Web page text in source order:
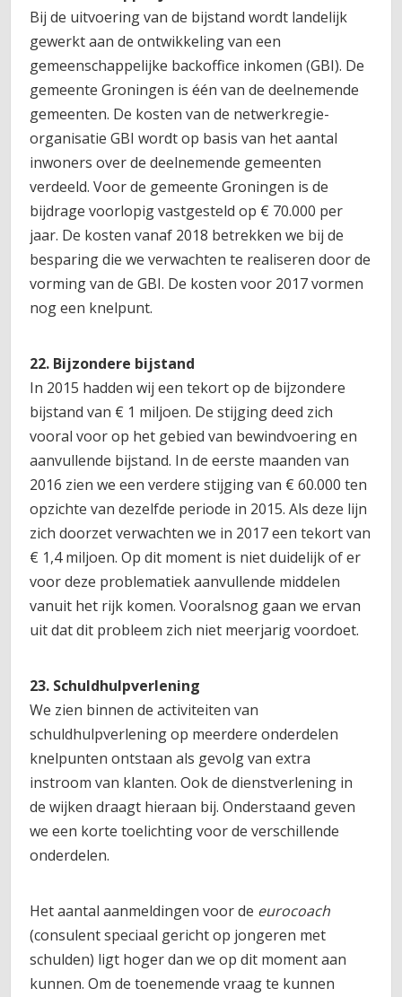
Bij de uitvoering van de bijstand wordt landelijk
gewerkt aan de ontwikkeling van een
gemeenschappelijke backoffice inkomen (GBI). De
gemeente Groningen is één van de deelnemende
gemeenten. De kosten van de netwerkregie-
organisatie GBI wordt op basis van het aantal
inwoners over de deelnemende gemeenten
verdeeld. Voor de gemeente Groningen is de
bijdrage voorlopig vastgesteld op € 70.000 per
jaar. De kosten vanaf 2018 betrekken we bij de
besparing die we verwachten te realiseren door de
vorming van de GBI. De kosten voor 2017 vormen
nog een knelpunt.
22. Bijzondere bijstand
In 2015 hadden wij een tekort op de bijzondere
bijstand van € 1 miljoen. De stijging deed zich
vooral voor op het gebied van bewindvoering en
aanvullende bijstand. In de eerste maanden van
2016 zien we een verdere stijging van € 60.000 ten
opzichte van dezelfde periode in 2015. Als deze lijn
zich doorzet verwachten we in 2017 een tekort van
€ 1,4 miljoen. Op dit moment is niet duidelijk of er
voor deze problematiek aanvullende middelen
vanuit het rijk komen. Vooralsnog gaan we ervan
uit dat dit probleem zich niet meerjarig voordoet.
23. Schuldhulpverlening
We zien binnen de activiteiten van
schuldhulpverlening op meerdere onderdelen
knelpunten ontstaan als gevolg van extra
instroom van klanten. Ook de dienstverlening in
de wijken draagt hieraan bij. Onderstaand geven
we een korte toelichting voor de verschillende
onderdelen.
Het aantal aanmeldingen voor de eurocoach
(consulent speciaal gericht op jongeren met
schulden) ligt hoger dan we op dit moment aan
kunnen. Om de toenemende vraag te kunnen